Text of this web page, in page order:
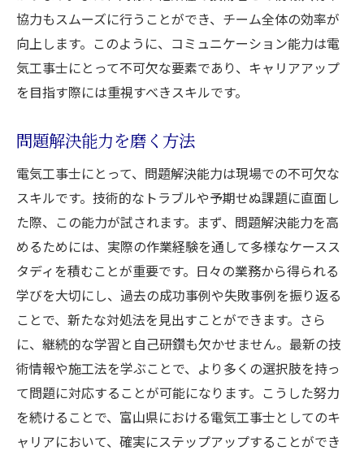
協力もスムーズに行うことができ、チーム全体の効率が
向上します。このように、コミュニケーション能力は電
気工事士にとって不可欠な要素であり、キャリアアップ
を目指す際には重視すべきスキルです。
問題解決能力を磨く方法
電気工事士にとって、問題解決能力は現場での不可欠な
スキルです。技術的なトラブルや予期せぬ課題に直面し
た際、この能力が試されます。まず、問題解決能力を高
めるためには、実際の作業経験を通して多様なケースス
タディを積むことが重要です。日々の業務から得られる
学びを大切にし、過去の成功事例や失敗事例を振り返る
ことで、新たな対処法を見出すことができます。さら
に、継続的な学習と自己研鑽も欠かせません。最新の技
術情報や施工法を学ぶことで、より多くの選択肢を持っ
て問題に対応することが可能になります。こうした努力
を続けることで、富山県における電気工事士としてのキ
ャリアにおいて、確実にステップアップすることができ